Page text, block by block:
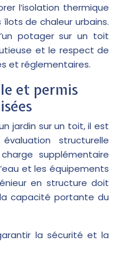
l’isolation thermique
de chaleur urbains.
potager sur un toit
et le respect de
et réglementaires.
et permis
jardin sur un toit, il est
structurelle
supplémentaire
et les équipements
en structure doit
capacité portante du
la sécurité et la